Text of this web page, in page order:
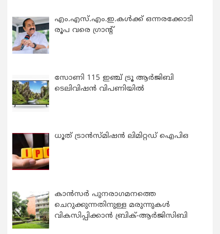
എം.എസ്.എം.ഇ.കൾക്ക് ഒന്നരക്കോടി
രൂപ വരെ ഗ്രാന്റ്
സോണി 115 ഇഞ്ച് ട്രൂ ആർജിബി
ടെലിവിഷൻ വിപണിയിൽ
ധൂത് ട്രാൻസ്മിഷൻ ലിമിറ്റഡ് ഐപിഒ
കാന്‍സര്‍ പുനരാഗമനത്തെ
ചെറുക്കുന്നതിനുള്ള മരുന്നുകള്‍
വികസിപ്പിക്കാന്‍ ബ്രിക്-ആര്‍ജിസിബി